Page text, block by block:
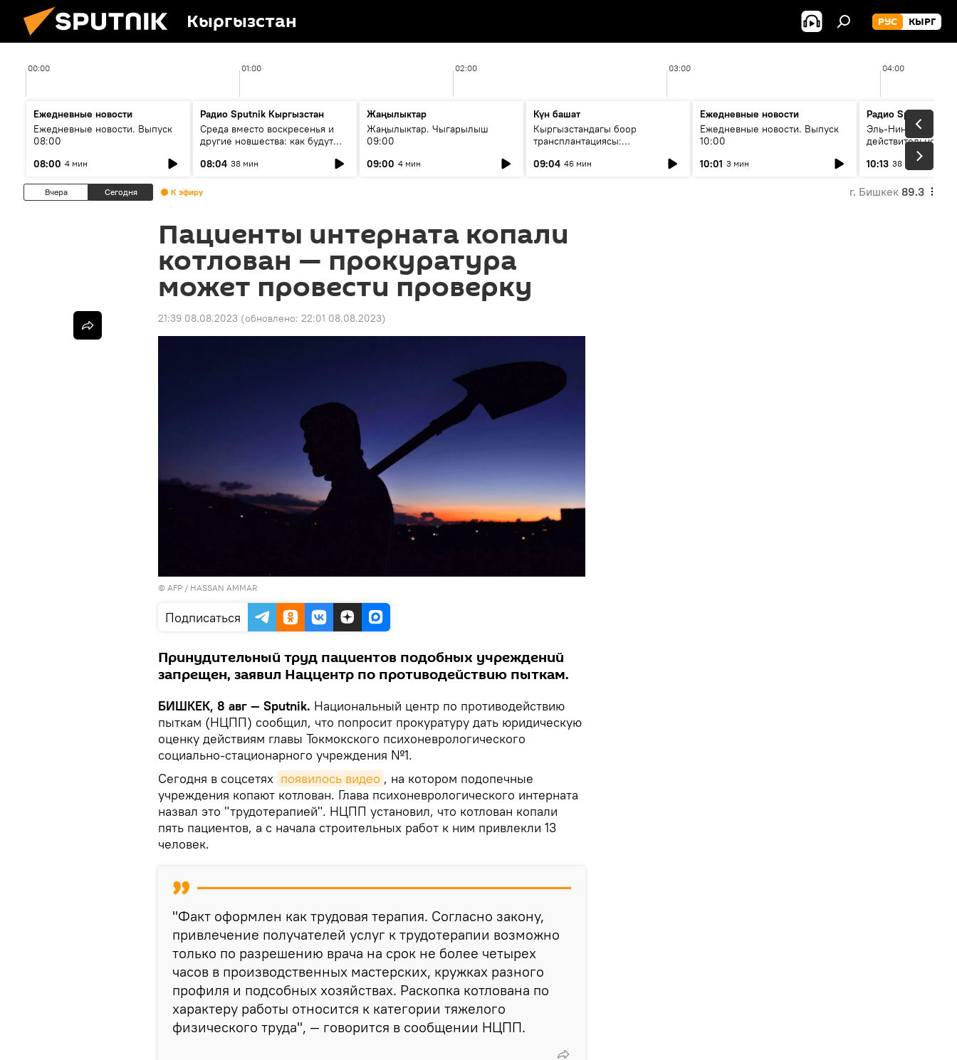
Кыргызстан РУС КЫРГ
00:00 01:00 02:00 03:00 04:00
Ежедневные новости
Ежедневные новости. Выпуск
08:00
08:00 4 мин
Радио Sputnik Кыргызстан
Среда вместо воскресенья и
другие новшества: как будут
08:04 38 мин
Жаңылыктар
Жаңылыктар. Чыгарылыш
09:00
09:00 4 мин
Күн башат
Кыргызстандагы боор
трансплантациясы:
келечеги
09:04 46 мин
Ежедневные новости
Ежедневные новости. Выпуск
10:00
10:01 3 мин
Радио Sputnik
Эль-Ниньо, жара и
действительно
погоду в
10:13 38 мин
Вчера Сегодня К эфиру г. Бишкек 89.3
Пациенты интерната копали
котлован — прокуратура
может провести проверку
21:39 08.08.2023 (обновлено: 22:01 08.08.2023)
© AFP / HASSAN AMMAR
Подписаться
Принудительный труд пациентов подобных учреждений
запрещен, заявил Наццентр по противодействию пыткам.
БИШКЕК, 8 авг — Sputnik. Национальный центр по противодействию
пыткам (НЦПП) сообщил, что попросит прокуратуру дать юридическую
оценку действиям главы Токмокского психоневрологического
социально-стационарного учреждения №1.
Сегодня в соцсетях появилось видео , на котором подопечные
учреждения копают котлован. Глава психоневрологического интерната
назвал это "трудотерапией". НЦПП установил, что котлован копали
пять пациентов, а с начала строительных работ к ним привлекли 13
человек.
"Факт оформлен как трудовая терапия. Согласно закону,
привлечение получателей услуг к трудотерапии возможно
только по разрешению врача на срок не более четырех
часов в производственных мастерских, кружках разного
профиля и подсобных хозяйствах. Раскопка котлована по
характеру работы относится к категории тяжелого
физического труда", — говорится в сообщении НЦПП.